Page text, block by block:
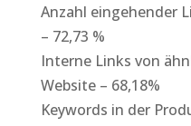
Anzahl eingehender
– 72,73 %
Interne Links von
Website – 68,18%
Keywords in der